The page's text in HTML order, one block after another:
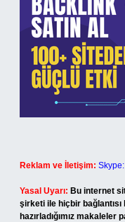
Reklam ve İletişim:
Yasal Uyarı: Bu internet
şirketi ile hiçbir bağlantısı
hazırladığımız